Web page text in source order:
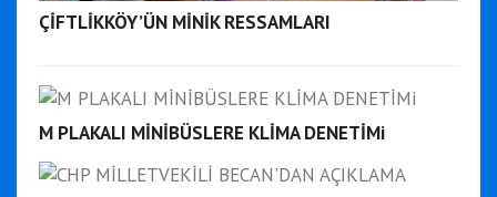
ÇİFTLİKKÖY’ÜN MİNİK RESSAMLARI
M PLAKALI MİNİBÜSLERE KLİMA DENETİMi